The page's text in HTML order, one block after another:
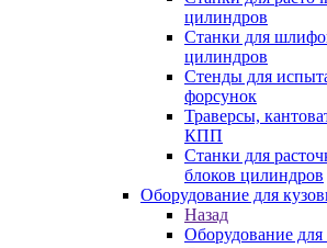
цилиндров
Станки для
цилиндров
Стенды для
форсунок
Траверсы,
КПП
Станки для
блоков цилиндров
Оборудование для
Назад
Оборудование для